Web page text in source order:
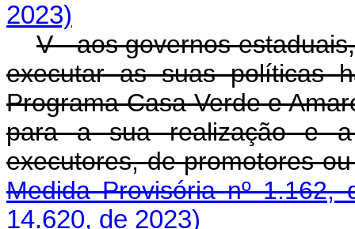
2023)
V - aos governos
executar as suas políticas
Programa Casa Verde e
para a sua realização e
executores, de
Medida Provisória nº 1.162,
14.620, de 2023)